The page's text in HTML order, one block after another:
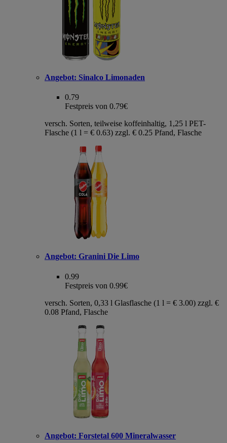
Angebot: Sinalco Limonaden
0.79
Festpreis von 0.79€
versch. Sorten, teilweise koffeinhaltig, 1,25 l PET-
Flasche (1 l = € 0.63) zzgl. € 0.25 Pfand, Flasche
Angebot: Granini Die Limo
0.99
Festpreis von 0.99€
versch. Sorten, 0,33 l Glasflasche (1 l = € 3.00) zzgl. €
0.08 Pfand, Flasche
Angebot: Forstetal 600 Mineralwasser